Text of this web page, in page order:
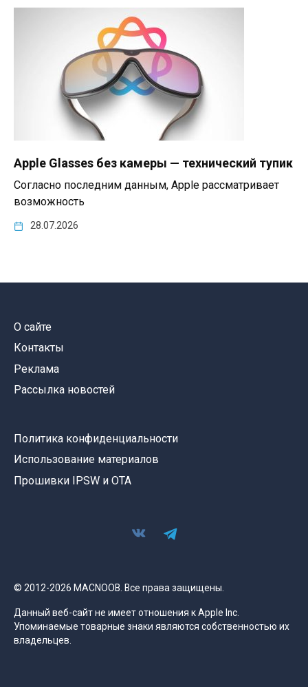
Apple Glasses без камеры — технический тупик
Согласно последним данным, Apple рассматривает
возможность
28.07.2026
О сайте
Контакты
Реклама
Рассылка новостей
Политика конфиденциальности
Использование материалов
Прошивки IPSW и OTA
© 2012-2026 MACNOOB. Все права защищены.
Данный веб-сайт не имеет отношения к Apple Inc.
Упоминаемые товарные знаки являются собственностью их
владельцев.